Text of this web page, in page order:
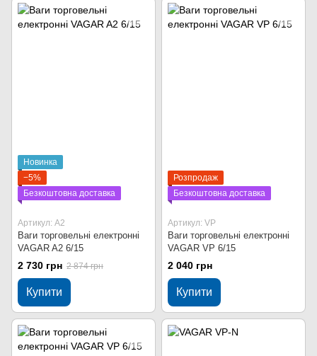
Новинка
−5%
Безкоштовна доставка
Артикул: A2
Ваги торговельні електронні
VAGAR A2 6/15
2 730 грн 2 874 грн
Купити
Розпродаж
Безкоштовна доставка
Артикул: VP
Ваги торговельні електронні
VAGAR VP 6/15
2 040 грн
Купити